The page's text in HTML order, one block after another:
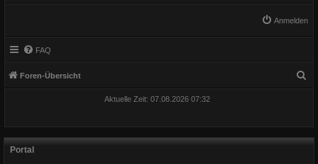
Anmelden
FAQ
Foren-Übersicht
Aktuelle Zeit: 07.08.2026 07:32
Portal